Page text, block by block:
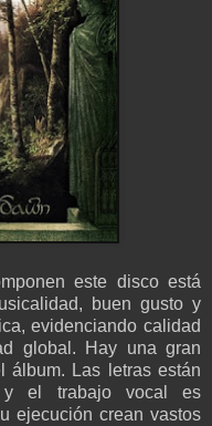
este disco está
buen gusto y
evidenciando calidad
global. Hay una gran
álbum. Las letras están
y el trabajo vocal es
ejecución crean vastos